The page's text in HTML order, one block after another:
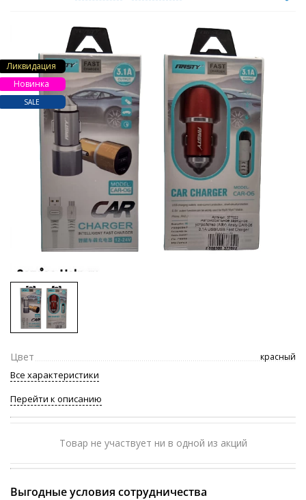
Ликвидация
Новинка
SALE
Цвет красный
Все характеристики
Перейти к описанию
Товар не участвует ни в одной из акций
Выгодные условия сотрудничества